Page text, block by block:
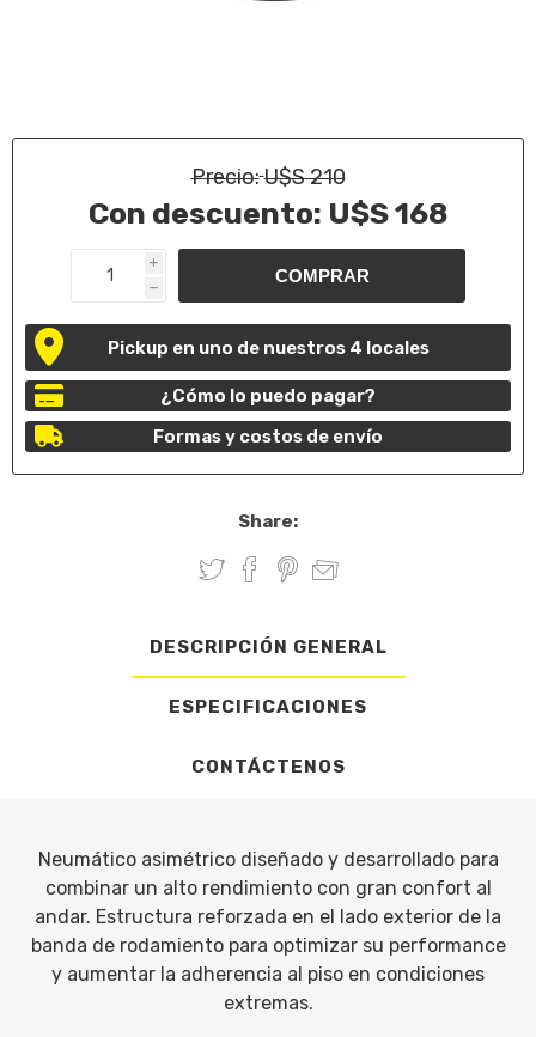
Precio:U$S 210
Con descuento: U$S 168
i
h
Pickup en uno de nuestros 4 locales
¿Cómo lo puedo pagar?
Formas y costos de envío
Share:
DESCRIPCIÓN GENERAL
ESPECIFICACIONES
CONTÁCTENOS
Neumático asimétrico diseñado y desarrollado para
combinar un alto rendimiento con gran confort al
andar. Estructura reforzada en el lado exterior de la
banda de rodamiento para optimizar su performance
y aumentar la adherencia al piso en condiciones
extremas.